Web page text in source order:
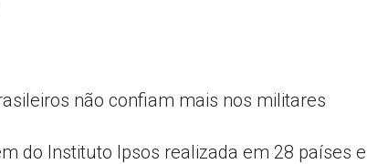
não confiam mais nos militares
do Instituto Ipsos realizada em 28 países